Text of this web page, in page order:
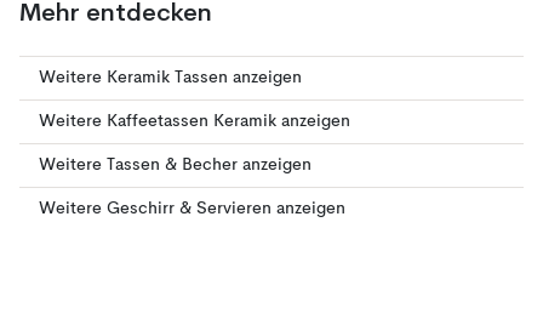
Mehr entdecken
Weitere Keramik Tassen anzeigen
Weitere Kaffeetassen Keramik anzeigen
Weitere Tassen & Becher anzeigen
Weitere Geschirr & Servieren anzeigen